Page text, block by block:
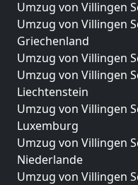
Umzug von Villingen
Umzug von Villingen
Griechenland
Umzug von Villingen
Umzug von Villingen
Liechtenstein
Umzug von Villingen
Luxemburg
Umzug von Villingen
Niederlande
Umzug von Villingen